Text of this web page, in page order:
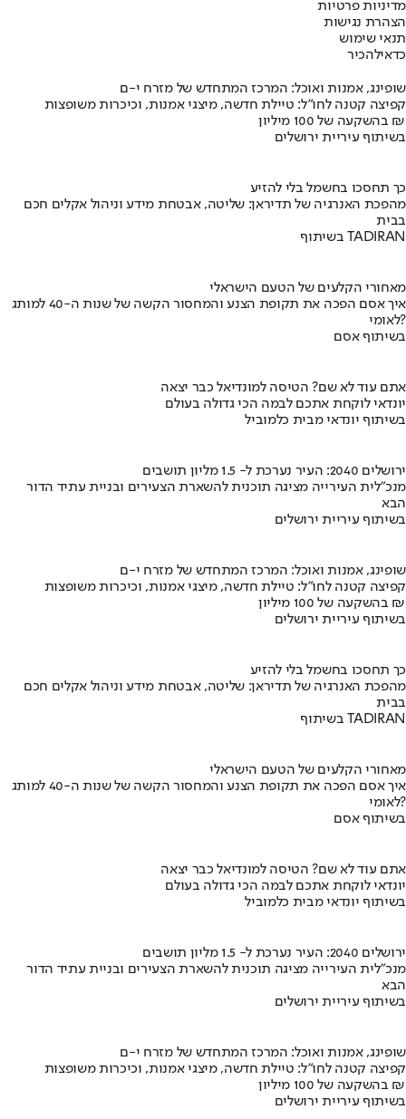
מדיניות פרטיות
הצהרת נגישות
תנאי שימוש
כדאילהכיר
שופינג, אמנות ואוכל: המרכז המתחדש של מזרח י-ם
קפיצה קטנה לחו"ל: טיילת חדשה, מיצגי אמנות, וכיכרות משופצות
בהשקעה של 100 מיליון ₪
בשיתוף עיריית ירושלים
כך תחסכו בחשמל בלי להזיע
מהפכת האנרגיה של תדיראן: שליטה, אבטחת מידע וניהול אקלים חכם
בבית
בשיתוף TADIRAN
מאחורי הקלעים של הטעם הישראלי
איך אסם הפכה את תקופת הצנע והמחסור הקשה של שנות ה-40 למותג
לאומי?
בשיתוף אסם
אתם עוד לא שם? הטיסה למונדיאל כבר יצאה
יונדאי לוקחת אתכם לבמה הכי גדולה בעולם
בשיתוף יונדאי מבית כלמוביל
ירושלים 2040: העיר נערכת ל- 1.5 מליון תושבים
מנכ"לית העירייה מציגה תוכנית להשארת הצעירים ובניית עתיד הדור
הבא
בשיתוף עיריית ירושלים
שופינג, אמנות ואוכל: המרכז המתחדש של מזרח י-ם
קפיצה קטנה לחו"ל: טיילת חדשה, מיצגי אמנות, וכיכרות משופצות
בהשקעה של 100 מיליון ₪
בשיתוף עיריית ירושלים
כך תחסכו בחשמל בלי להזיע
מהפכת האנרגיה של תדיראן: שליטה, אבטחת מידע וניהול אקלים חכם
בבית
בשיתוף TADIRAN
מאחורי הקלעים של הטעם הישראלי
איך אסם הפכה את תקופת הצנע והמחסור הקשה של שנות ה-40 למותג
לאומי?
בשיתוף אסם
אתם עוד לא שם? הטיסה למונדיאל כבר יצאה
יונדאי לוקחת אתכם לבמה הכי גדולה בעולם
בשיתוף יונדאי מבית כלמוביל
ירושלים 2040: העיר נערכת ל- 1.5 מליון תושבים
מנכ"לית העירייה מציגה תוכנית להשארת הצעירים ובניית עתיד הדור
הבא
בשיתוף עיריית ירושלים
שופינג, אמנות ואוכל: המרכז המתחדש של מזרח י-ם
קפיצה קטנה לחו"ל: טיילת חדשה, מיצגי אמנות, וכיכרות משופצות
בהשקעה של 100 מיליון ₪
בשיתוף עיריית ירושלים